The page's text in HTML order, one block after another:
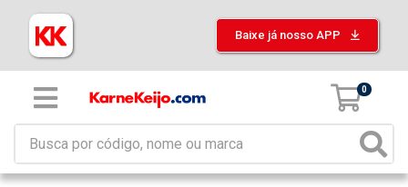
Baixe já nosso APP
0